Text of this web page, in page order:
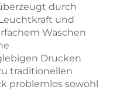
durch
und
Waschen
Drucken
traditionellen
problemlos sowohl